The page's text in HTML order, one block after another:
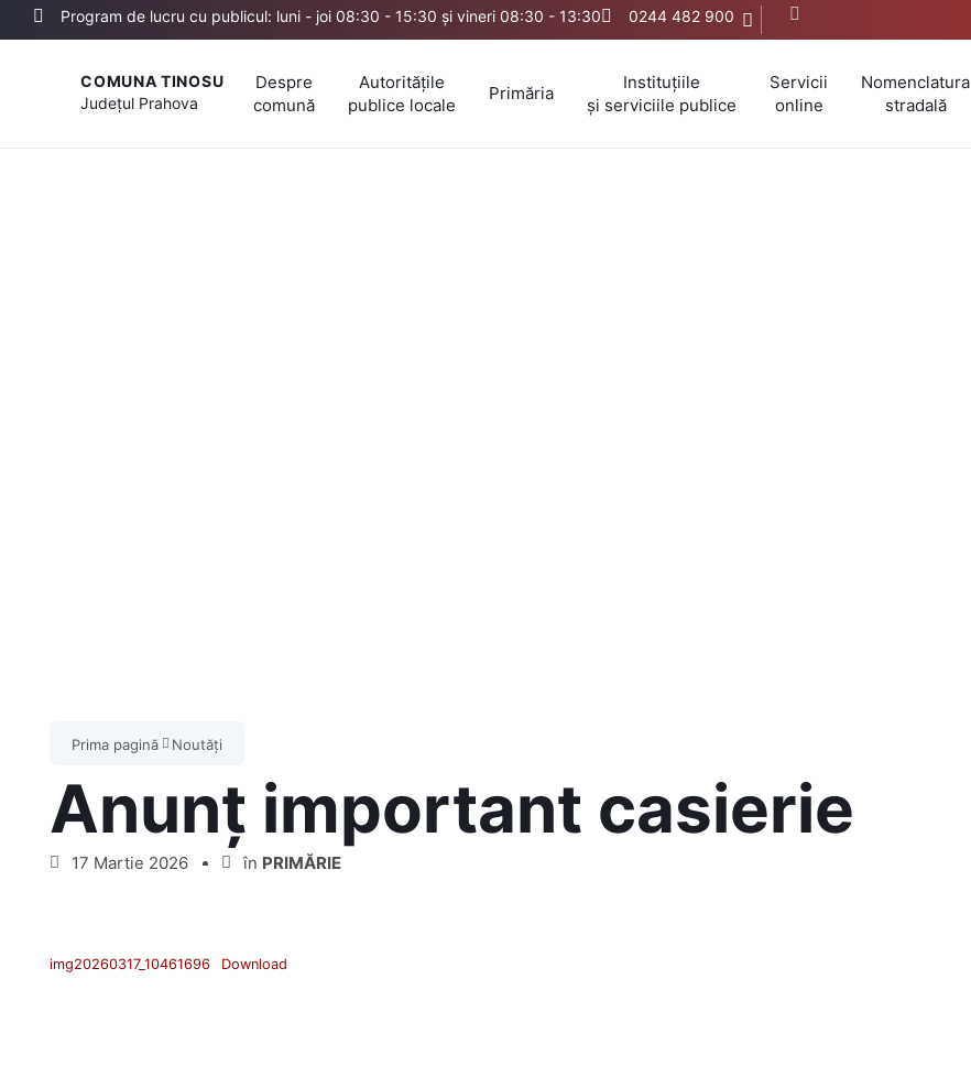
Program de lucru cu publicul: luni - joi 08:30 - 15:30 și vineri 08:30 - 13:30 0244 482 900
COMUNA TINOSU
Județul Prahova
Despre
comună
Autoritățile
publice locale
Primăria
Instituțiile
și serviciile publice
Servicii
online
Nomenclatura
stradală
Prima pagină Noutăți
Anunț important casierie
17 Martie 2026 în PRIMĂRIE
img20260317_10461696 Download